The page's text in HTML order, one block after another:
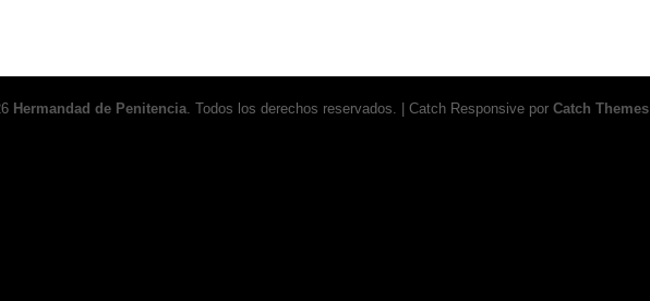
Hermandad de Penitencia. Todos los derechos reservados. | Catch Responsive por Catch Themes